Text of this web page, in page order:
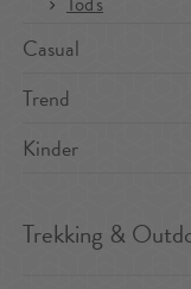
Casual
Trend
Kinder
Trekking &